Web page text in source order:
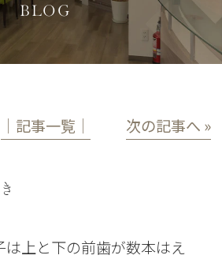
BLOG
│記事一覧│ 次の記事へ »
は上と下の前歯が数本はえ